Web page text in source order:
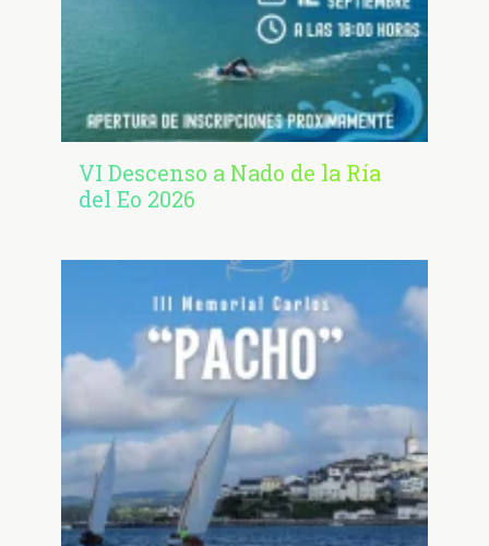
VI Descenso a Nado de la Ría
del Eo 2026